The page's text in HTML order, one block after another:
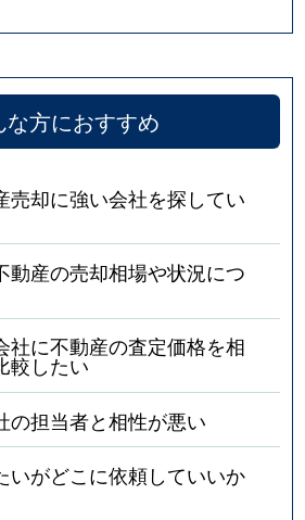
な方におすすめ
売却に強い会社を探してい
動産の売却相場や状況につ
社に不動産の査定価格を相
較したい
の担当者と相性が悪い
いがどこに依頼していいか